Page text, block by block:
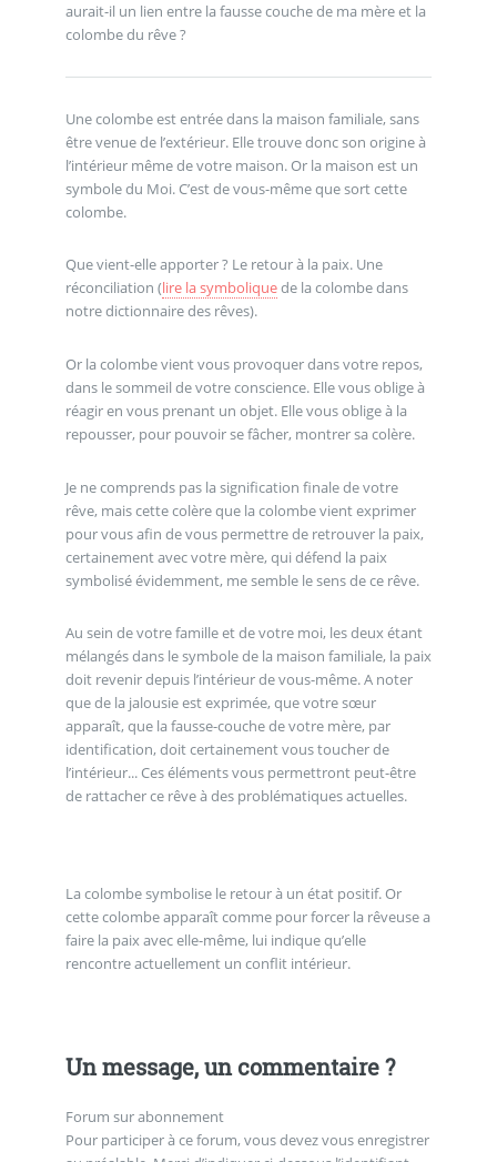
aurait-il un lien entre la fausse couche de ma mère et la
colombe du rêve ?
Une colombe est entrée dans la maison familiale, sans
être venue de l’extérieur. Elle trouve donc son origine à
l’intérieur même de votre maison. Or la maison est un
symbole du Moi. C’est de vous-même que sort cette
colombe.
Que vient-elle apporter ? Le retour à la paix. Une
réconciliation (lire la symboliquede la colombe dans
notre dictionnaire des rêves).
Or la colombe vient vous provoquer dans votre repos,
dans le sommeil de votre conscience. Elle vous oblige à
réagir en vous prenant un objet. Elle vous oblige à la
repousser, pour pouvoir se fâcher, montrer sa colère.
Je ne comprends pas la signification finale de votre
rêve, mais cette colère que la colombe vient exprimer
pour vous afin de vous permettre de retrouver la paix,
certainement avec votre mère, qui défend la paix
symbolisé évidemment, me semble le sens de ce rêve.
Au sein de votre famille et de votre moi, les deux étant
mélangés dans le symbole de la maison familiale, la paix
doit revenir depuis l’intérieur de vous-même. A noter
que de la jalousie est exprimée, que votre sœur
apparaît, que la fausse-couche de votre mère, par
identification, doit certainement vous toucher de
l’intérieur... Ces éléments vous permettront peut-être
de rattacher ce rêve à des problématiques actuelles.
La colombe symbolise le retour à un état positif. Or
cette colombe apparaît comme pour forcer la rêveuse a
faire la paix avec elle-même, lui indique qu’elle
rencontre actuellement un conflit intérieur.
Un message, un commentaire ?
Forum sur abonnement
Pour participer à ce forum, vous devez vous enregistrer